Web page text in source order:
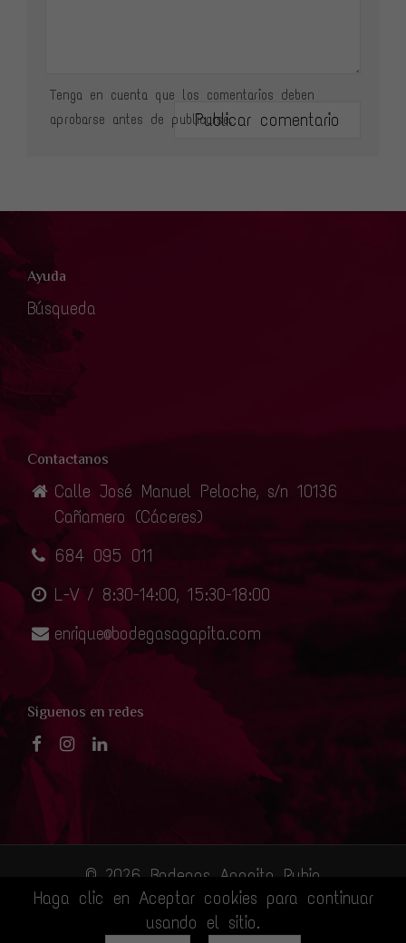
Tenga en cuenta que los comentarios deben
aprobarse antes de publicarse.Publicar comentario
Ayuda
Búsqueda
Contactanos
Calle José Manuel Peloche, s/n 10136
Cañamero (Cáceres)
684 095 011
L-V / 8:30-14:00, 15:30-18:00
enrique@bodegasagapita.com
Siguenos en redes
© 2026 Bodegas Agapita Rubio
Haga clic en Aceptar cookies para continuar
usando el sitio.